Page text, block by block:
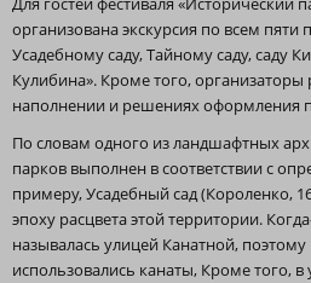
организована экскурсия по всем
Усадебному саду, Тайному саду, саду
Кулибина». Кроме того, организаторы
наполнении и решениях оформления
По словам одного из ландшафтных
парков выполнен в соответствии с
примеру, Усадебный сад (Короленко,
эпоху расцвета этой территории.
называлась улицей Канатной,
использовались канаты, Кроме того,